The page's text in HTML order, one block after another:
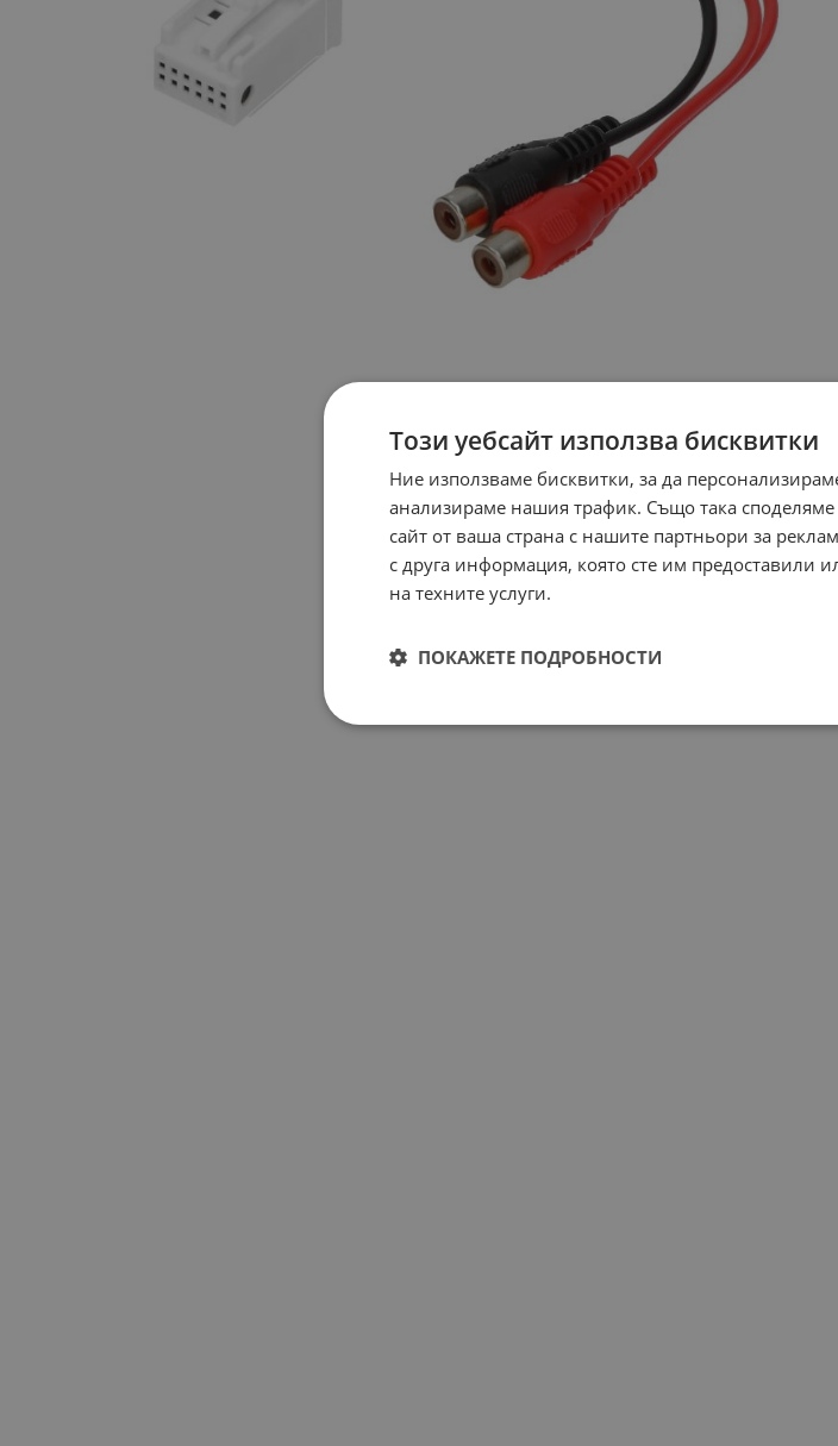
Този уебсайт използва бисквитки
Ние използваме бисквитки, за да
анализираме нашия трафик. Също така
сайт от ваша страна с нашите партньори за
с друга информация, която сте им предоставили
на техните услуги.
ПОКАЖЕТЕ ПОДРОБНОСТИ